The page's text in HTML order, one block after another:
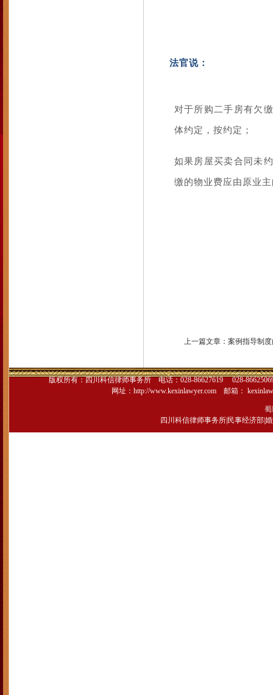
法官说：
对于所购二手房有欠
体约定，按约定；
如果房屋买卖合同未
缴的物业费应由原业
上一篇文章： 案例指导制
版权所有：四川科信律师事务所电话：028-86627619 028-
网址： http://www.kexinlawyer.com邮箱：
蜀
四川科信律师事务所 民事经济部